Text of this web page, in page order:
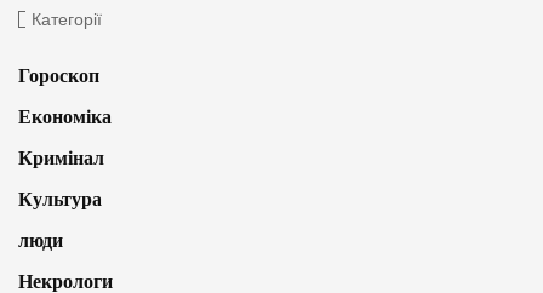
Категорії
Гороскоп
Економіка
Кримінал
Культура
люди
Некрологи